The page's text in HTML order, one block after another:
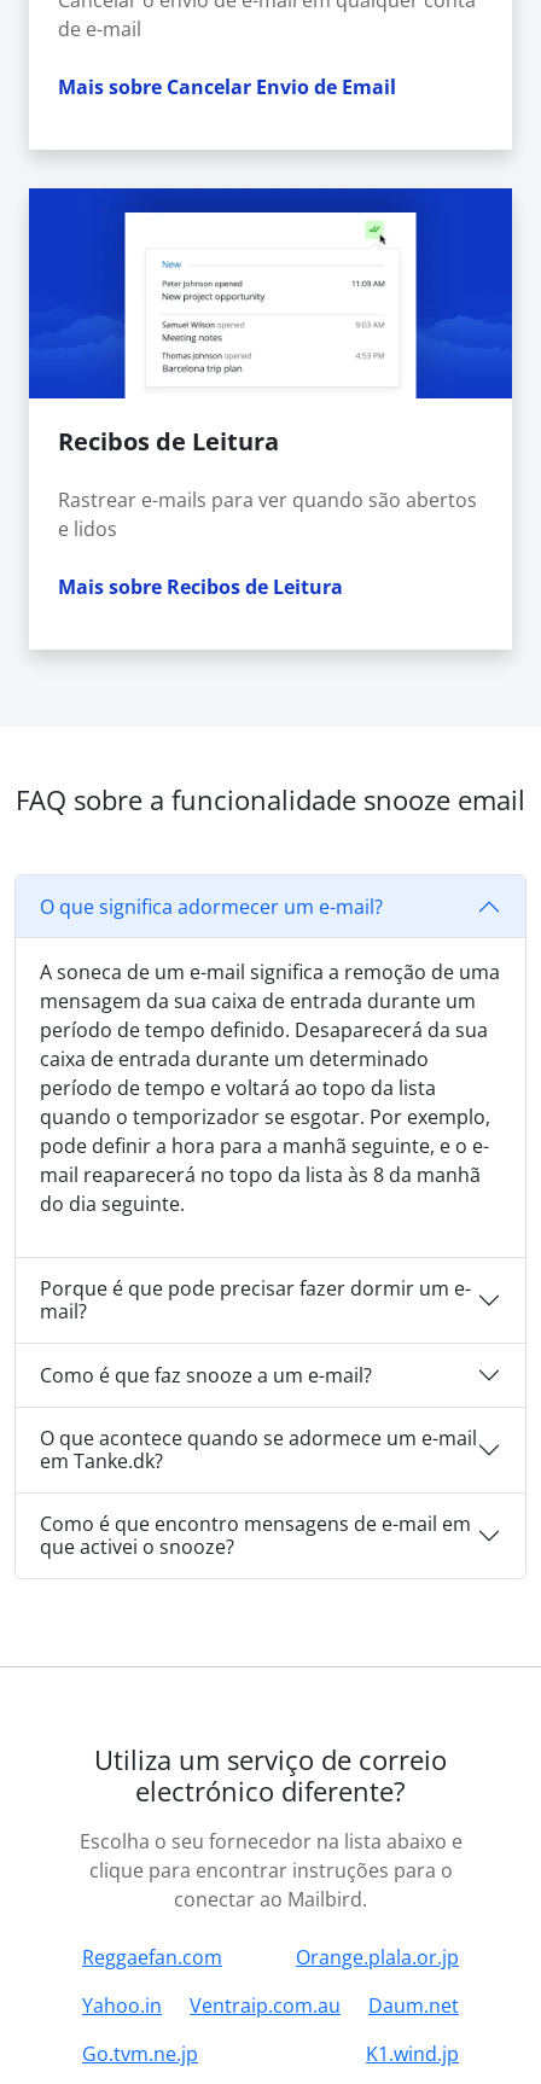
de e-mail
Mais sobre Cancelar Envio de Email
Recibos de Leitura
Rastrear e-mails para ver quando são abertos
e lidos
Mais sobre Recibos de Leitura
FAQ sobre a funcionalidade snooze email
O que significa adormecer um e-mail?
A soneca de um e-mail significa a remoção de uma
mensagem da sua caixa de entrada durante um
período de tempo definido. Desaparecerá da sua
caixa de entrada durante um determinado
período de tempo e voltará ao topo da lista
quando o temporizador se esgotar. Por exemplo,
pode definir a hora para a manhã seguinte, e o e-
mail reaparecerá no topo da lista às 8 da manhã
do dia seguinte.
Porque é que pode precisar fazer dormir um e-
mail?
Como é que faz snooze a um e-mail?
O que acontece quando se adormece um e-mail
em Tanke.dk?
Como é que encontro mensagens de e-mail em
que activei o snooze?
Utiliza um serviço de correio
electrónico diferente?
Escolha o seu fornecedor na lista abaixo e
clique para encontrar instruções para o
conectar ao Mailbird.
Reggaefan.com
Orange.plala.or.jp
Yahoo.in
Ventraip.com.au
Daum.net
Go.tvm.ne.jp
K1.wind.jp